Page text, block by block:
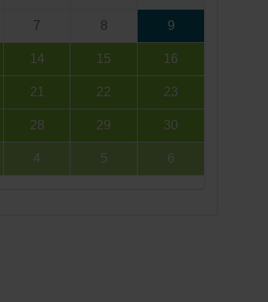
7 8 9
14 15 16
21 22 23
28 29 30
4 5 6